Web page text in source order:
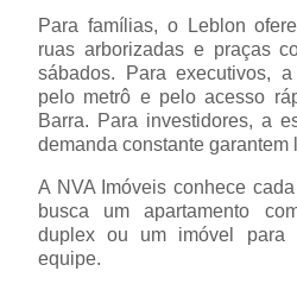
Para famílias, o Leblon
ruas arborizadas e praças
sábados. Para executivos,
pelo metrô e pelo acesso
Barra. Para investidores, a
demanda constante
A NVA Imóveis conhece
busca um apartamento
duplex ou um imóvel para
equipe.